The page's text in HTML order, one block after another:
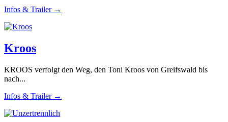
Infos & Trailer →
Kroos
KROOS verfolgt den Weg, den Toni Kroos von Greifswald bis
nach...
Infos & Trailer →